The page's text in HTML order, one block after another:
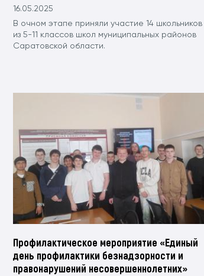
16.05.2025
В очном этапе приняли участие 14 школьников
из 5-11 классов школ муниципальных районов
Саратовской области.
Профилактическое мероприятие «Единый
день профилактики безнадзорности и
правонарушений несовершеннолетних»